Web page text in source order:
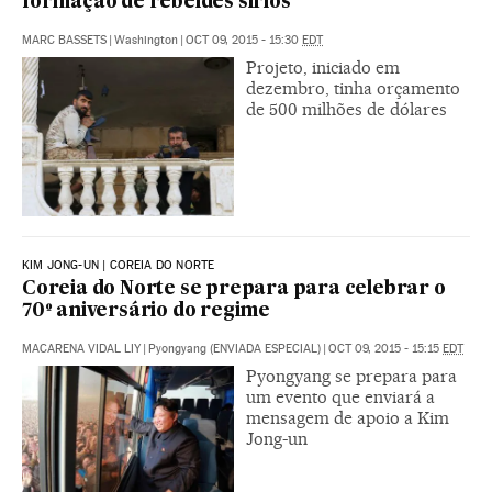
MARC BASSETS | Washington | OCT 09, 2015 - 15:30 EDT
Projeto, iniciado em
dezembro, tinha orçamento
de 500 milhões de dólares
KIM JONG-UN | COREIA DO NORTE
Coreia do Norte se prepara para celebrar o
70º aniversário do regime
MACARENA VIDAL LIY | Pyongyang (ENVIADA ESPECIAL) | OCT 09, 2015 - 15:15 EDT
Pyongyang se prepara para
um evento que enviará a
mensagem de apoio a Kim
Jong-un